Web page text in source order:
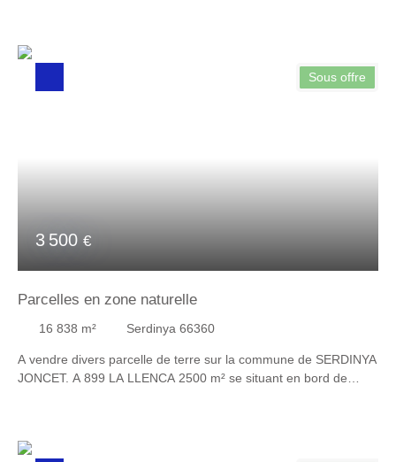
3 500 €
Sous offre
Parcelles en zone naturelle
16 838 m² Serdinya 66360
A vendre divers parcelle de terre sur la commune de SERDINYA
JONCET. A 899 LA LLENCA 2500 m² se situant en bord de
701 LA CARRERASSA 8 m² d'une superficie de 8 m² terrain